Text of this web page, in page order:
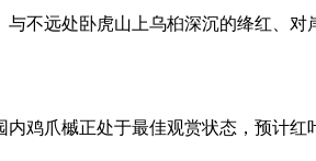
不远处卧虎山上乌桕深沉的绛红、
鸡爪槭正处于最佳观赏状态，预计红